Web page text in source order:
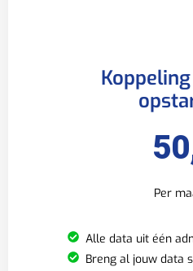
Per
Alle data uit één
Breng al jouw data